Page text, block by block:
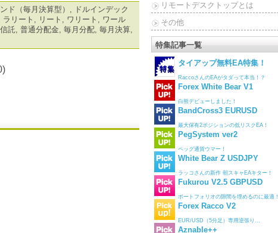
ド（毎月決算型） , ドルインデック
ラリート , リート , ワリート , ワール
託, 普通分配金, 毎月分配, 毎月決算,
リモートデスクトップとは
その他
特集記事一覧
タイアップ無料EA特集！
RaccoさんのEAがタダって本当！？
Forex White Bear V1
白熊デビューしました！
BandCross3 EURUSD
最大保有2ポジションの低リスクEA！
PegSystem ver2
ペッグ通貨ウマー！
White Bear Z USDJPY
ラッコさんの新作 朝スキャEAキター！
Fukurou V2.5 GBPUSD
ポートフォリオの隙間を埋めるのに最適！
Forex Racco V2
EUR/USD（5分足）専用逆張り...
Aznable++